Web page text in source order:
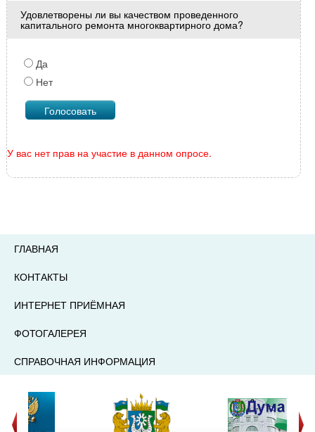
Удовлетворены ли вы качеством проведенного
капитального ремонта многоквартирного дома?
Да
Нет
У вас нет прав на участие в данном опросе.
ГЛАВНАЯ
КОНТАКТЫ
ИНТЕРНЕТ ПРИЁМНАЯ
ФОТОГАЛЕРЕЯ
СПРАВОЧНАЯ ИНФОРМАЦИЯ